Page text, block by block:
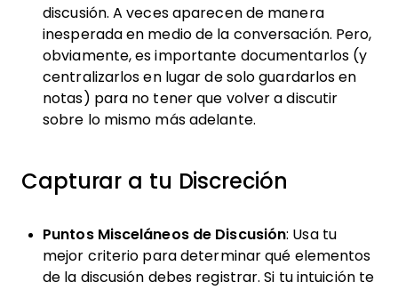
discusión. A veces aparecen de manera
inesperada en medio de la conversación. Pero,
obviamente, es importante documentarlos (y
centralizarlos en lugar de solo guardarlos en
notas) para no tener que volver a discutir
sobre lo mismo más adelante.
Capturar a tu Discreción
Puntos Misceláneos de Discusión: Usa tu
mejor criterio para determinar qué elementos
de la discusión debes registrar. Si tu intuición te